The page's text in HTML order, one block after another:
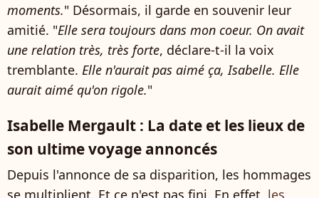
moments." Désormais, il garde en souvenir leur
amitié. "Elle sera toujours dans mon coeur. On avait
une relation très, très forte, déclare-t-il la voix
tremblante. Elle n'aurait pas aimé ça, Isabelle. Elle
aurait aimé qu'on rigole."
Isabelle Mergault : La date et les lieux de
son ultime voyage annoncés
Depuis l'annonce de sa disparition, les hommages
se multiplient. Et ce n'est pas fini. En effet, les